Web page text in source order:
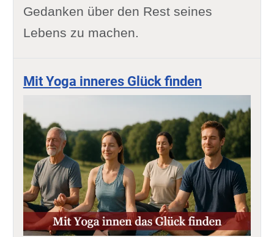
Gedanken über den Rest seines
Lebens zu machen.
Mit Yoga inneres Glück finden